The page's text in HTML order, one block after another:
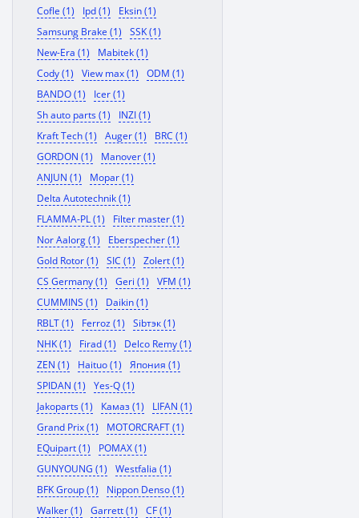
Cofle (1)
Ipd (1)
Eksin (1)
Samsung Brake (1)
SSK (1)
New-Era (1)
Mabitek (1)
Cody (1)
View max (1)
ODM (1)
BANDO (1)
Icer (1)
Sh auto parts (1)
INZI (1)
Kraft Tech (1)
Auger (1)
BRC (1)
GORDON (1)
Manover (1)
ANJUN (1)
Mopar (1)
Delta Autotechnik (1)
FLAMMA-PL (1)
Filter master (1)
Nor Aalorg (1)
Eberspecher (1)
Gold Rotor (1)
SIC (1)
Zolert (1)
CS Germany (1)
Geri (1)
VFM (1)
CUMMINS (1)
Daikin (1)
RBLT (1)
Ferroz (1)
Sibтэк (1)
NHK (1)
Firad (1)
Delco Remy (1)
ZEN (1)
Haituo (1)
Япония (1)
SPIDAN (1)
Yes-Q (1)
Jakoparts (1)
Камаз (1)
LIFAN (1)
Grand Prix (1)
MOTORCRAFT (1)
EQuipart (1)
POMAX (1)
GUNYOUNG (1)
Westfalia (1)
BFK Group (1)
Nippon Denso (1)
Walker (1)
Garrett (1)
CF (1)